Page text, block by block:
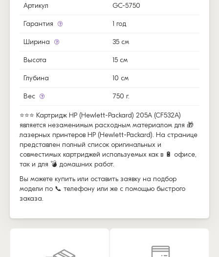
Артикул GC-5750
Гарантия 1 год
Ширина 35 см
Высота 15 см
Глубина 10 см
Вес 750 г.
⭐⭐⭐ Картридж HP (Hewlett-Packard) 205A (CF532A)
является незаменимым расходным материалом для 🎁
лазерных принтеров HP (Hewlett-Packard). На странице
представлен полный список оригинальных и
совместимых картриджей используемых как в 🔋 офисе,
так и для 💣 домашних работ.
Вы можете купить или оставить заявку на подбор
модели по 📞 телефону или же с помощью быстрого
заказа.